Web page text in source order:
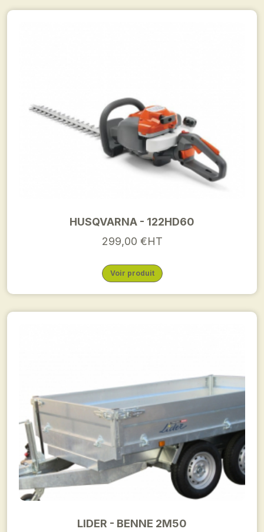
HUSQVARNA - 122HD60
299,00 €HT
Voir produit
LIDER - BENNE 2M50